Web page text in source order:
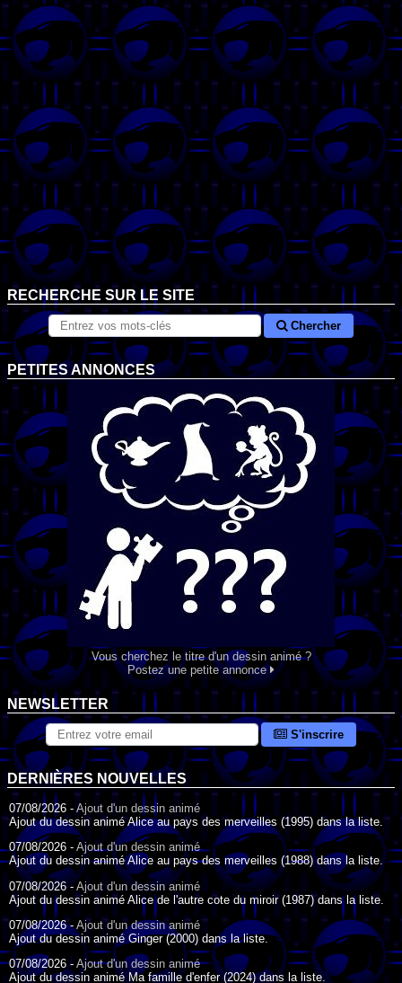
RECHERCHE SUR LE SITE
Chercher
PETITES ANNONCES
Vous cherchez le titre d'un dessin animé ?
Postez une petite annonce
NEWSLETTER
S'inscrire
DERNIÈRES NOUVELLES
07/08/2026 - Ajout d'un dessin animé
Ajout du dessin animé Alice au pays des merveilles (1995) dans la liste.
07/08/2026 - Ajout d'un dessin animé
Ajout du dessin animé Alice au pays des merveilles (1988) dans la liste.
07/08/2026 -Ajout d'un dessin animé
Ajout du dessin animé Alice de l'autre cote du miroir (1987) dans la liste.
07/08/2026 - Ajout d'un dessin animé
Ajout du dessin animé Ginger (2000) dans la liste.
07/08/2026 - Ajout d'un dessin animé
Ajout du dessin animé Ma famille d'enfer (2024) dans la liste.